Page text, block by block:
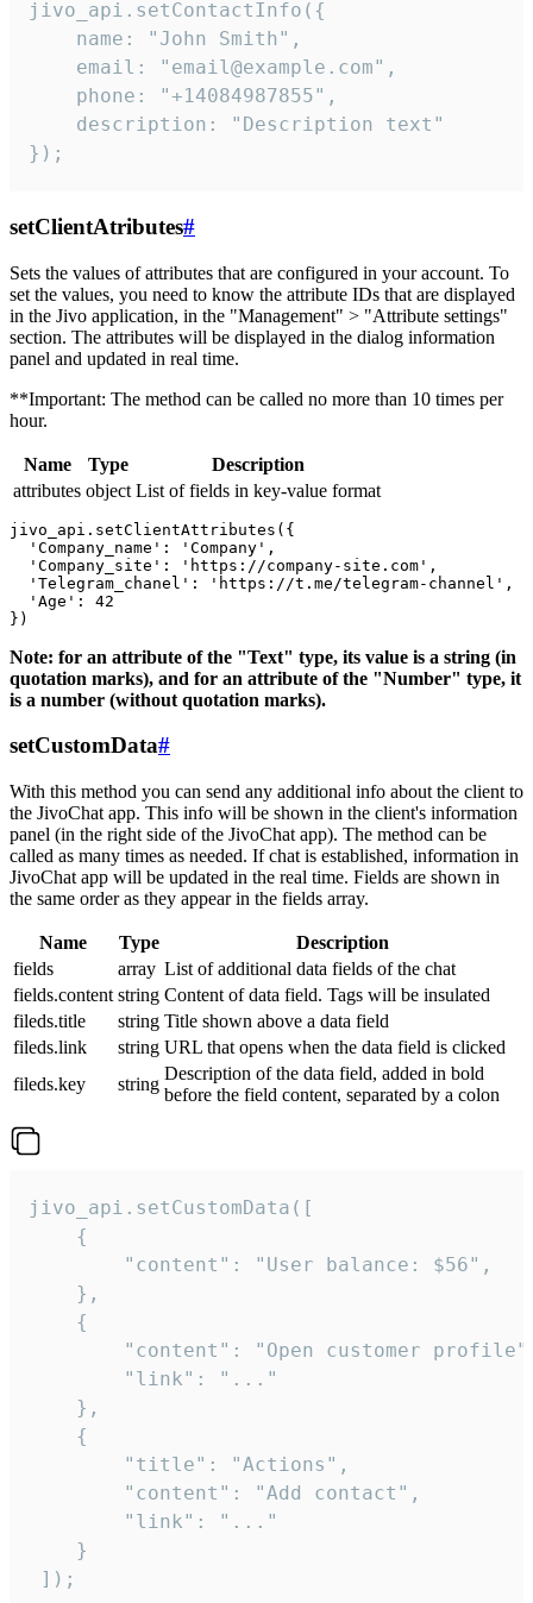
jivo_api.setContactInfo({
    name: "John Smith",
    email: "email@example.com",
    phone: "+14084987855",
    description: "Description text"
});
setClientAtributes#
Sets the values ​​of attributes that are configured in your account. To
set the values, you need to know the attribute IDs that are displayed
in the Jivo application, in the "Management" > "Attribute settings"
section. The attributes will be displayed in the dialog information
panel and updated in real time.
**Important: The method can be called no more than 10 times per
hour.
Name Type
Description
attributes object List of fields in key-value format
jivo_api.setClientAttributes({
  'Company_name': 'Company',
  'Company_site': 'https://company-site.com',
  'Telegram_chanel': 'https://t.me/telegram-channel',
  'Age': 42
Note: for an attribute of the "Text" type, its value is a string (in
quotation marks), and for an attribute of the "Number" type, it
is a number (without quotation marks).
setCustomData#
With this method you can send any additional info about the client to
the JivoChat app. This info will be shown in the client's information
panel (in the right side of the JivoChat app). The method can be
called as many times as needed. If chat is established, information in
JivoChat app will be updated in the real time. Fields are shown in
the same order as they appear in the fields array.
Name Type
Description
fields
array List of additional data fields of the chat
fields.content string Content of data field. Tags will be insulated
fileds.title
string Title shown above a data field
fileds.link
string URL that opens when the data field is clicked
fileds.key
string
Description of the data field, added in bold
before the field content, separated by a colon
jivo_api.setCustomData([
    {
        "content": "User balance: $56",
    },
    {
"content": "Open customer
        "link": "..."
    },
    {
        "title": "Actions",
        "content": "Add contact",
        "link": "..."
    }
]);